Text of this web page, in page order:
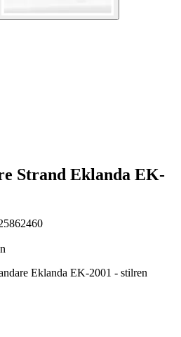
Strand Eklanda EK-
Eklanda EK-2001 - stilren